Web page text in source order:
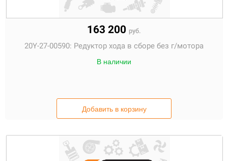
163 200 руб.
20Y-27-00590: Редуктор хода в сборе без г/мотора
В наличии
Добавить в корзину